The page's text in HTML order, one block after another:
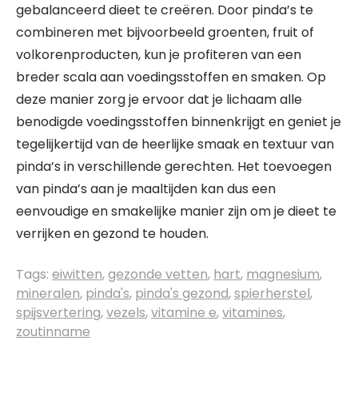
gebalanceerd dieet te creëren. Door pinda’s te
combineren met bijvoorbeeld groenten, fruit of
volkorenproducten, kun je profiteren van een
breder scala aan voedingsstoffen en smaken. Op
deze manier zorg je ervoor dat je lichaam alle
benodigde voedingsstoffen binnenkrijgt en geniet je
tegelijkertijd van de heerlijke smaak en textuur van
pinda’s in verschillende gerechten. Het toevoegen
van pinda’s aan je maaltijden kan dus een
eenvoudige en smakelijke manier zijn om je dieet te
verrijken en gezond te houden.
Tags: eiwitten,gezonde vetten, hart, magnesium,
mineralen, pinda's, pinda's gezond,spierherstel,
spijsvertering,vezels,vitamine e,vitamines,
zoutinname